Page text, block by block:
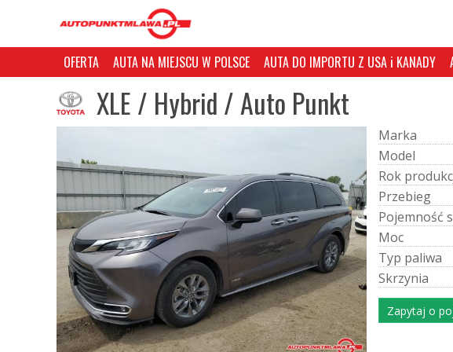
OFERTA AUTA NA MIEJSCU W POLSCE AUTA DO IMPORTU Z USA i KANADY
XLE / Hybrid / Auto Punkt
Marka
Model
Rok produkc
Przebieg
Pojemność s
Moc
Typ paliwa
Skrzynia
Zapytaj o